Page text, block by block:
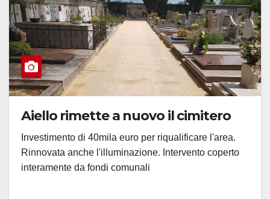
Aiello rimette a nuovo il cimitero
Investimento di 40mila euro per riqualificare l'area.
Rinnovata anche l'illuminazione. Intervento coperto
interamente da fondi comunali